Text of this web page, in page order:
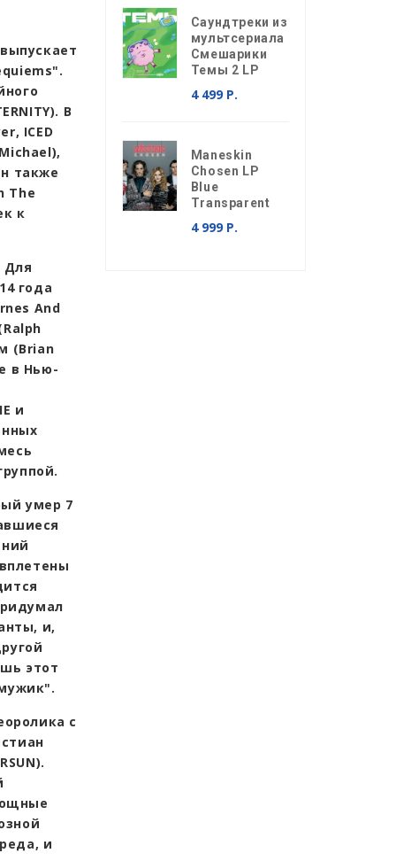
В
ICED
также
The
к
Для
года
And
(Brian
в Нью-
и
умер 7
и,
этот
с
и
Саундтреки из
мультсериала
Смешарики
Темы 2 LP
4 499 Р.
Maneskin
Chosen LP
Blue
Transparent
4 999 Р.